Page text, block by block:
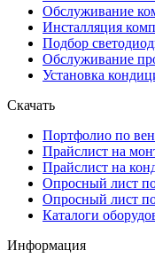
Обслуживание
Инсталляция
Подбор
Обслуживание
Установка
Скачать
Портфолио по
Прайcлист на
Прайслист на
Опросный лист
Опросный лист
Каталоги
Информация